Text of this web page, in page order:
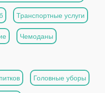
Транспортные услуги
Чемоданы
Головные уборы